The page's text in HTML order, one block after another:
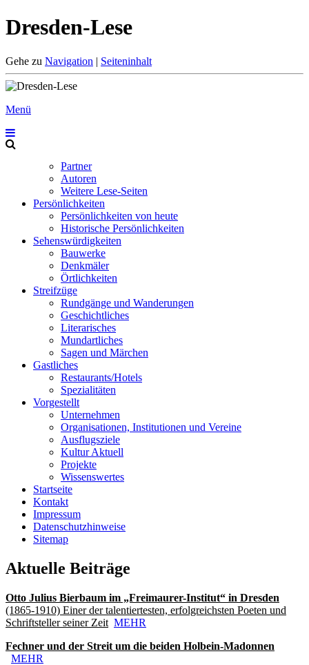
Dresden-Lese
Gehe zu Navigation | Seiteninhalt
Menü
Partner
Autoren
Weitere Lese-Seiten
Persönlichkeiten
Persönlichkeiten von heute
Historische Persönlichkeiten
Sehenswürdigkeiten
Bauwerke
Denkmäler
Örtlichkeiten
Streifzüge
Rundgänge und Wanderungen
Geschichtliches
Literarisches
Mundartliches
Sagen und Märchen
Gastliches
Restaurants/Hotels
Spezialitäten
Vorgestellt
Unternehmen
Organisationen, Institutionen und Vereine
Ausflugsziele
Kultur Aktuell
Projekte
Wissenswertes
Startseite
Kontakt
Impressum
Datenschutzhinweise
Sitemap
Aktuelle Beiträge
Otto Julius Bierbaum im „Freimaurer-Institut“ in Dresden
(1865-1910) Einer der talentiertesten, erfolgreichsten Poeten und
Schriftsteller seiner Zeit MEHR
Fechner und der Streit um die beiden Holbein-Madonnen
MEHR